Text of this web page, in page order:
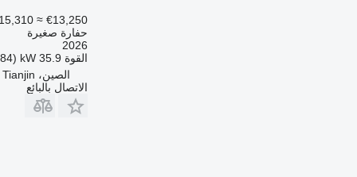
≈ €13,250
حفارة صغيرة
2026
القوة 35.9 kW (48.84 حصان)
الصين، Tianjin
الاتصال بالبائع